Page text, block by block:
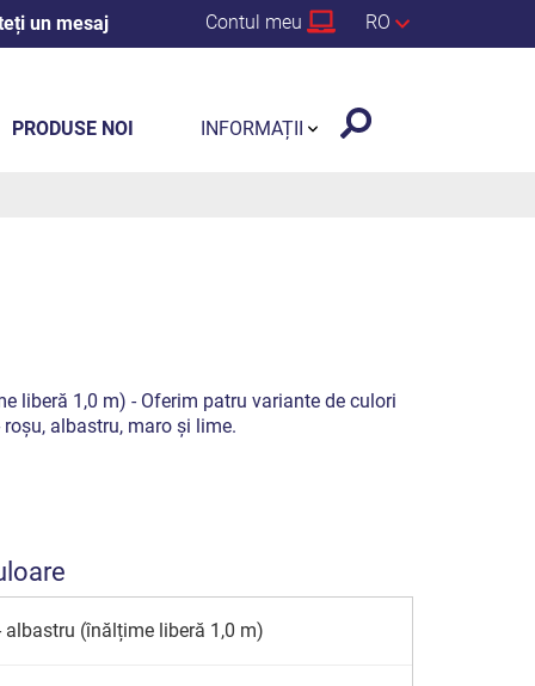
un mesaj Contul meu RO
liberă 1,0 m) - Oferim patru variante de culori
albastru, maro și lime.
albastru (înălțime liberă 1,0 m)
PRODUSE NOI INFORMAȚII